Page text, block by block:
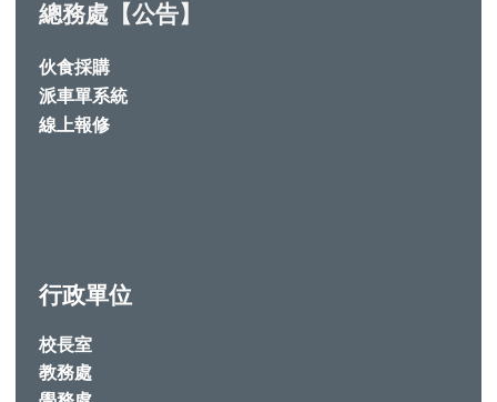
總務處【公告】
伙食採購
派車單系統
線上報修
行政單位
校長室
教務處